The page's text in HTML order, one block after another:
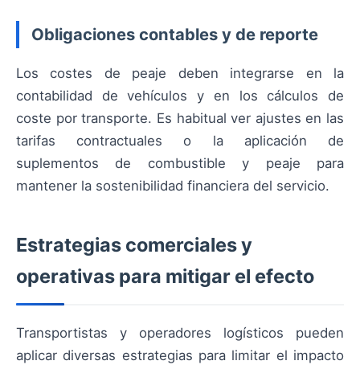
Obligaciones contables y de reporte
Los costes de peaje deben integrarse en la
contabilidad de vehículos y en los cálculos de
coste por transporte. Es habitual ver ajustes en las
tarifas contractuales o la aplicación de
suplementos de combustible y peaje para
mantener la sostenibilidad financiera del servicio.
Estrategias comerciales y
operativas para mitigar el efecto
Transportistas y operadores logísticos pueden
aplicar diversas estrategias para limitar el impacto